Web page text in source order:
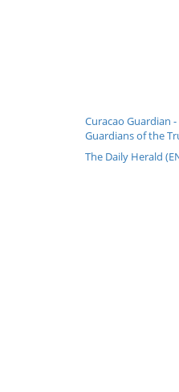
Curacao Guardian -
Guardians of the
The Daily Herald